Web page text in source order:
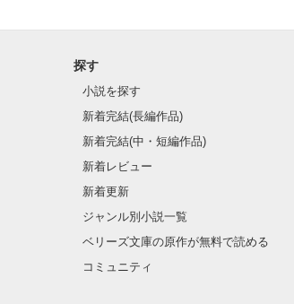
探す
小説を探す
新着完結(長編作品)
新着完結(中・短編作品)
新着レビュー
新着更新
ジャンル別小説一覧
ベリーズ文庫の原作が無料で読める
コミュニティ